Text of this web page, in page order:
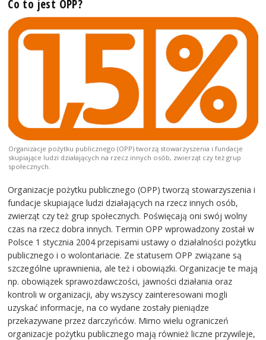
Co to jest OPP?
Organizacje pożytku publicznego (OPP) tworzą stowarzyszenia i fundacje
skupiające ludzi działających na rzecz innych osób, zwierząt czy też grup
społecznych.
Organizacje pożytku publicznego (OPP) tworzą stowarzyszenia i
fundacje skupiające ludzi działających na rzecz innych osób,
zwierząt czy też grup społecznych. Poświęcają oni swój wolny
czas na rzecz dobra innych. Termin OPP wprowadzony został w
Polsce 1 stycznia 2004 przepisami ustawy o działalności pożytku
publicznego i o wolontariacie. Ze statusem OPP związane są
szczególne uprawnienia, ale też i obowiązki. Organizacje te mają
np. obowiązek sprawozdawczości, jawności działania oraz
kontroli w organizacji, aby wszyscy zainteresowani mogli
uzyskać informacje, na co wydane zostały pieniądze
przekazywane przez darczyńców. Mimo wielu ograniczeń
organizacje pożytku publicznego mają również liczne przywileje,